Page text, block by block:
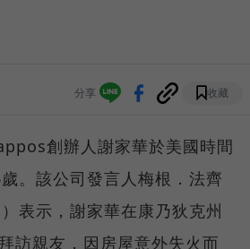
分享 收藏
創辦人謝家華於美國時間
。該公司發言人梅根．法齊
表示，謝家華在康乃狄克州
訪親友，因房屋意外失火而